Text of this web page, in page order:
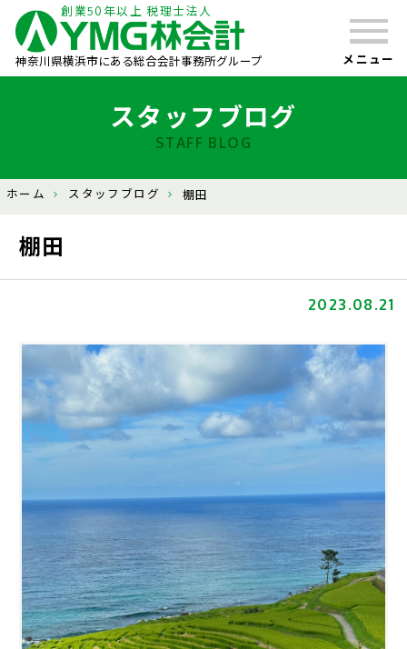
創業50年以上 税理士法人
神奈川県横浜市にある総合会計事務所グループ メニュー
スタッフブログ
STAFF BLOG
ホーム スタッフブログ 棚田
棚田
2023.08.21